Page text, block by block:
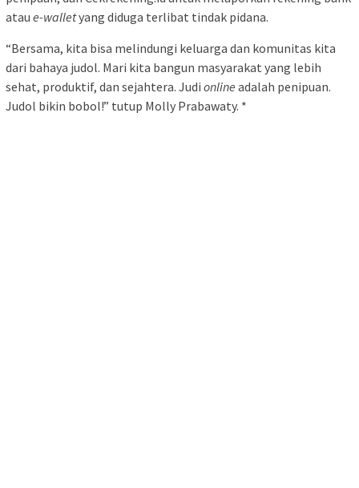
atau e-walletyang diduga terlibat tindak pidana.
“Bersama, kita bisa melindungi keluarga dan komunitas kita
dari bahaya judol. Mari kita bangun masyarakat yang lebih
sehat, produktif, dan sejahtera. Judi online adalah penipuan.
Judol bikin bobol!” tutup Molly Prabawaty. *